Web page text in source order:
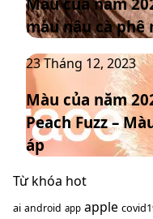
chủ
đạo
trị
xu
hướng
năm
2025
năm
2025
Mocha
Mousse
–
màu
nâu
cà
phê
mang
màu nâu cà phê
Màu
của
năm
2024
–
Pantone
13-
23 Tháng 12, 2023
Màu của năm
Peach Fuzz –
áp
Từ khóa hot
ai android app apple